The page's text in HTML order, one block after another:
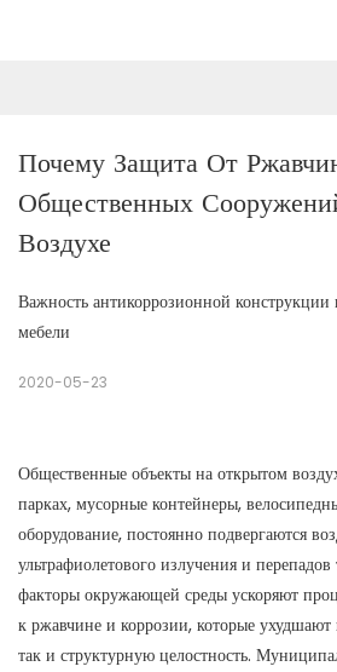
Почему Защита От
Общественных
Воздухе
Важность антикоррозионной конструкции
мебели
2020-05-23
Общественные объекты на открытом
парках, мусорные контейнеры,
оборудование, постоянно подвергаются
ультрафиолетового излучения и
факторы окружающей среды ускоряют
к ржавчине и коррозии, которые ухудшают
так и структурную целостность.